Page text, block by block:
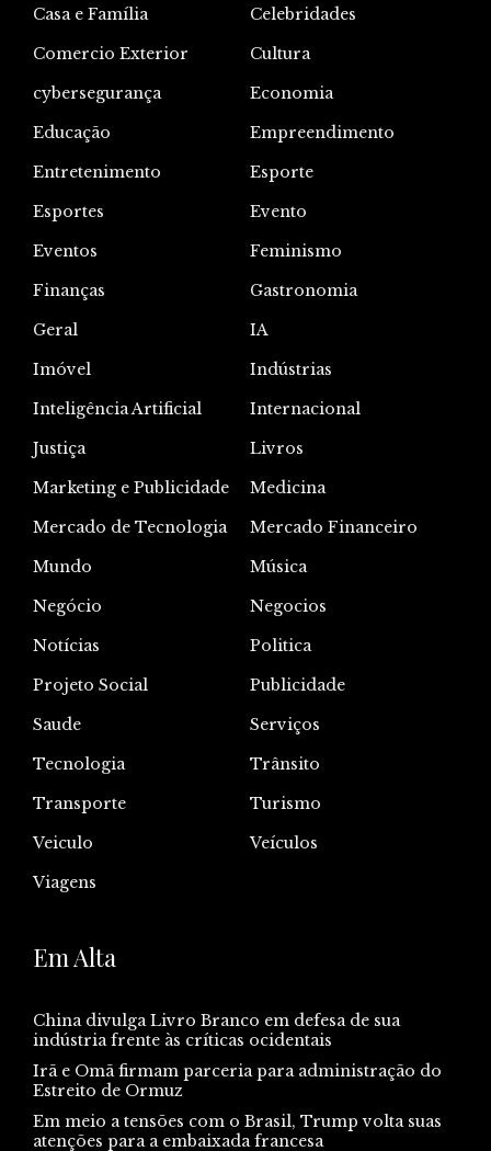
Casa e Família
Celebridades
Comercio Exterior
Cultura
cybersegurança
Economia
Educação
Empreendimento
Entretenimento
Esporte
Esportes
Evento
Eventos
Feminismo
Finanças
Gastronomia
Geral
IA
Imóvel
Indústrias
Inteligência Artificial
Internacional
Justiça
Livros
Marketing e Publicidade
Medicina
Mercado de Tecnologia
Mercado Financeiro
Mundo
Música
Negócio
Negocios
Notícias
Politica
Projeto Social
Publicidade
Saude
Serviços
Tecnologia
Trânsito
Transporte
Turismo
Veiculo
Veículos
Viagens
Em Alta
China divulga Livro Branco em defesa de sua
indústria frente às críticas ocidentais
Irã e Omã firmam parceria para administração do
Estreito de Ormuz
Em meio a tensões com o Brasil, Trump volta suas
atenções para a embaixada francesa